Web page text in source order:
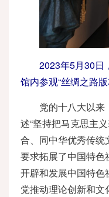
2023年5月30日
馆内参观“丝绸之路
党的十八大以来
述“坚持把马克思主
合、同中华优秀传统
要求拓展了中国特色
开辟和发展中国特色
党推动理论创新和文